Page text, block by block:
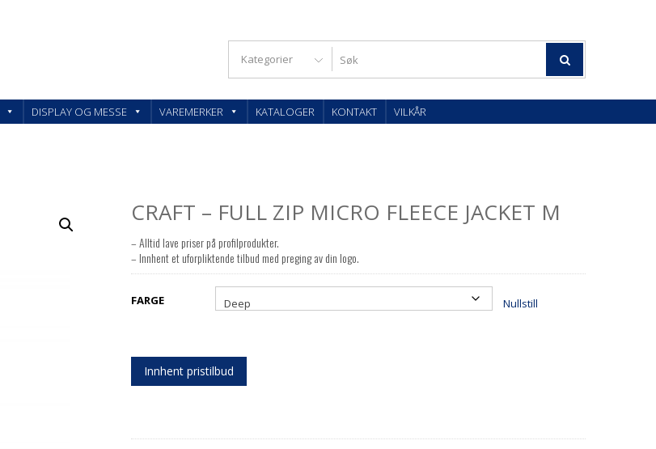
DISPLAY OG MESSE VAREMERKER KATALOGER KONTAKT VILKÅR
CRAFT – FULL ZIP MICRO FLEECE JACKET M
– Alltid lave priser på profilprodukter.
– Innhent et uforpliktende tilbud med preging av din logo.
FARGE Nullstill
Innhent pristilbud